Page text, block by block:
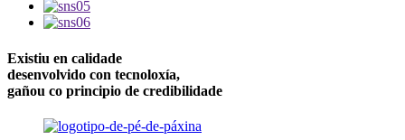
Existiu en calidade
desenvolvido con tecnoloxía,
gañou co principio de credibilidade